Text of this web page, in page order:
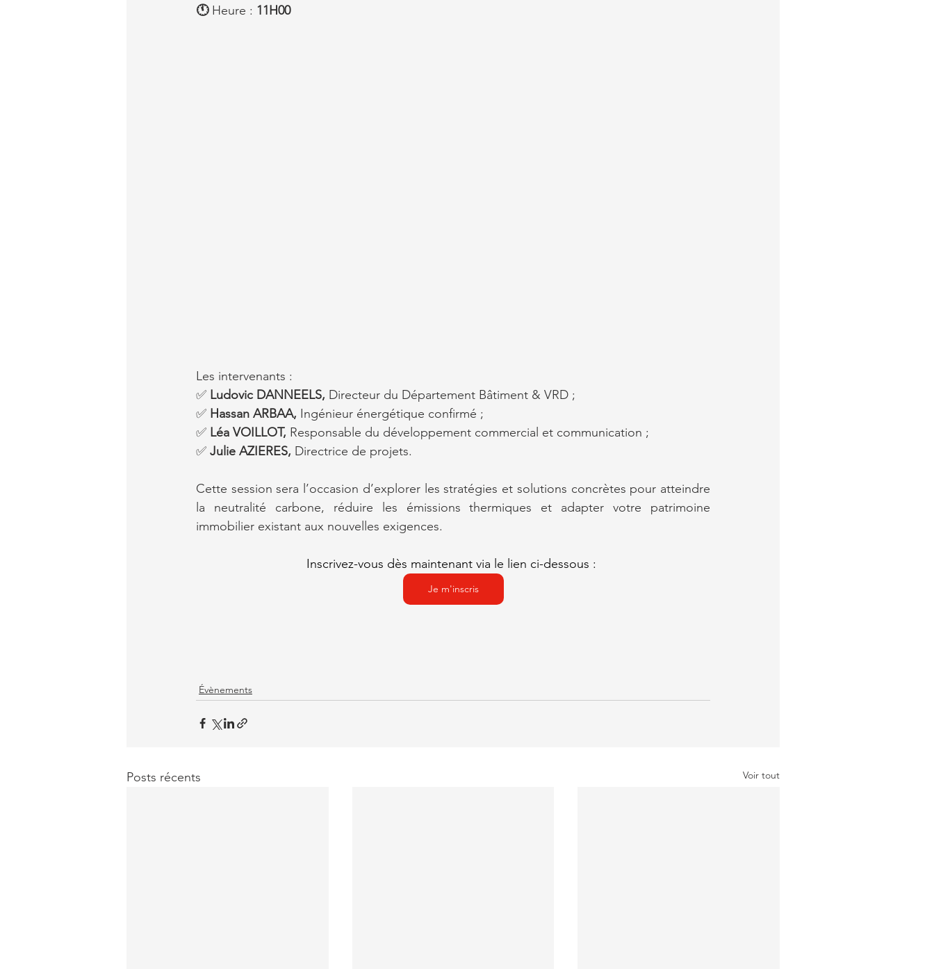
🕚 Heure : 11H00
Les intervenants :
✅ Ludovic DANNEELS, Directeur du Département Bâtiment & VRD ;
✅ Hassan ARBAA, Ingénieur énergétique confirmé ;
✅ Léa VOILLOT, Responsable du développement commercial et communication ;
✅ Julie AZIERES, Directrice de projets.
Cette session sera l’occasion d’explorer les stratégies et solutions concrètes pour atteindre
la neutralité carbone, réduire les émissions thermiques et adapter votre patrimoine
immobilier existant aux nouvelles exigences.
Inscrivez-vous dès maintenant via le lien ci-dessous :
Je m'inscris
Évènements
Posts récents Voir tout